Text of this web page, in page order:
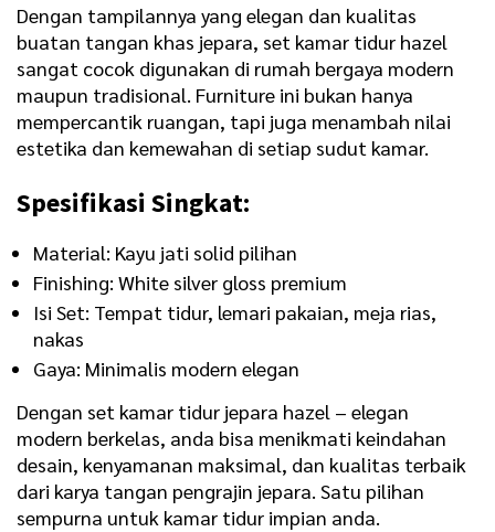
Dengan tampilannya yang elegan dan kualitas
buatan tangan khas jepara, set kamar tidur hazel
sangat cocok digunakan di rumah bergaya modern
maupun tradisional. Furniture ini bukan hanya
mempercantik ruangan, tapi juga menambah nilai
estetika dan kemewahan di setiap sudut kamar.
Spesifikasi Singkat:
Material: Kayu jati solid pilihan
Finishing: White silver gloss premium
Isi Set: Tempat tidur, lemari pakaian, meja rias,
nakas
Gaya: Minimalis modern elegan
Dengan set kamar tidur jepara hazel – elegan
modern berkelas, anda bisa menikmati keindahan
desain, kenyamanan maksimal, dan kualitas terbaik
dari karya tangan pengrajin jepara. Satu pilihan
sempurna untuk kamar tidur impian anda.